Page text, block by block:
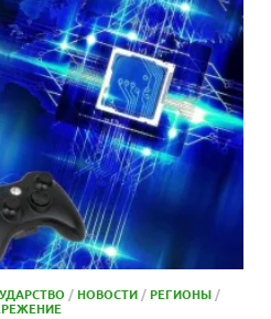
/НОВОСТИ/РЕГИОНЫ/